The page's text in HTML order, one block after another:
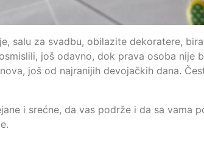
salu za svadbu, obilazite dekoratere,
još odavno, dok prava osoba nije
još od najranijih devojačkih dana.
i srećne, da vas podrže i da sa vama